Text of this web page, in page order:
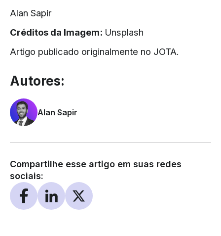
Alan Sapir
Créditos da Imagem: Unsplash
Artigo publicado originalmente no JOTA.
Autores:
Alan Sapir
Compartilhe esse artigo em suas redes
sociais: